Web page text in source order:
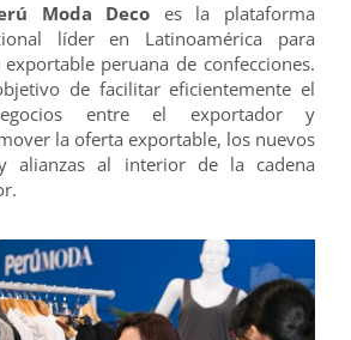
Moda Deco es la plataforma
líder en Latinoamérica para
peruana de confecciones.
de facilitar eficientemente el
entre el exportador y
la oferta exportable, los nuevos
alianzas al interior de la cadena